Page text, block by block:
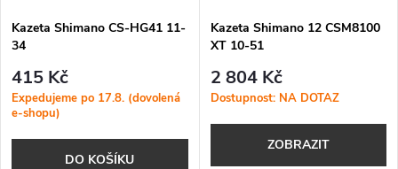
Kazeta Shimano CS-HG41 11-
34
415 Kč
Expedujeme po 17.8. (dovolená
e-shopu)
DO KOŠÍKU
Kazeta Shimano 12 CSM8100
XT 10-51
2 804 Kč
Dostupnost: NA DOTAZ
ZOBRAZIT